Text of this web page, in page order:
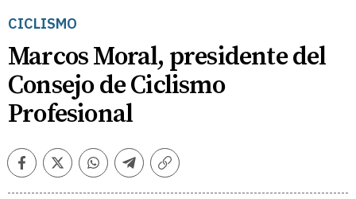
CICLISMO
Marcos Moral, presidente del
Consejo de Ciclismo
Profesional
FacebookTwitterWhatsappTelegramCopiar